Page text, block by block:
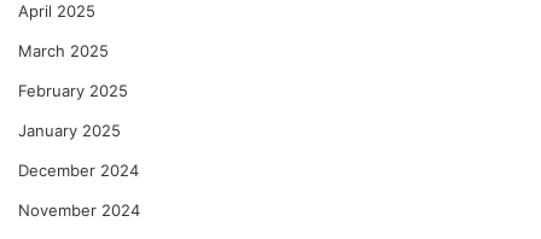
April 2025
March 2025
February 2025
January 2025
December 2024
November 2024